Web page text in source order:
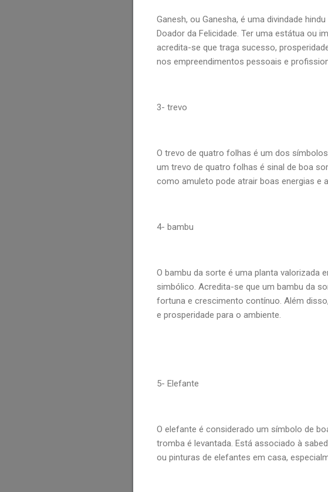
Ganesh, ou Ganesha, é uma divindade
Doador da Felicidade. Ter uma estátua ou
acredita-se que traga sucesso,
nos empreendimentos pessoais e
3- trevo
O trevo de quatro folhas é um dos
um trevo de quatro folhas é sinal de boa
como amuleto pode atrair boas energias e
4- bambu
O bambu da sorte é uma planta valorizada
simbólico. Acredita-se que um bambu da
fortuna e crescimento contínuo. Além
e prosperidade para o ambiente.
5- Elefante
O elefante é considerado um símbolo de
tromba é levantada. Está associado à
ou pinturas de elefantes em casa,